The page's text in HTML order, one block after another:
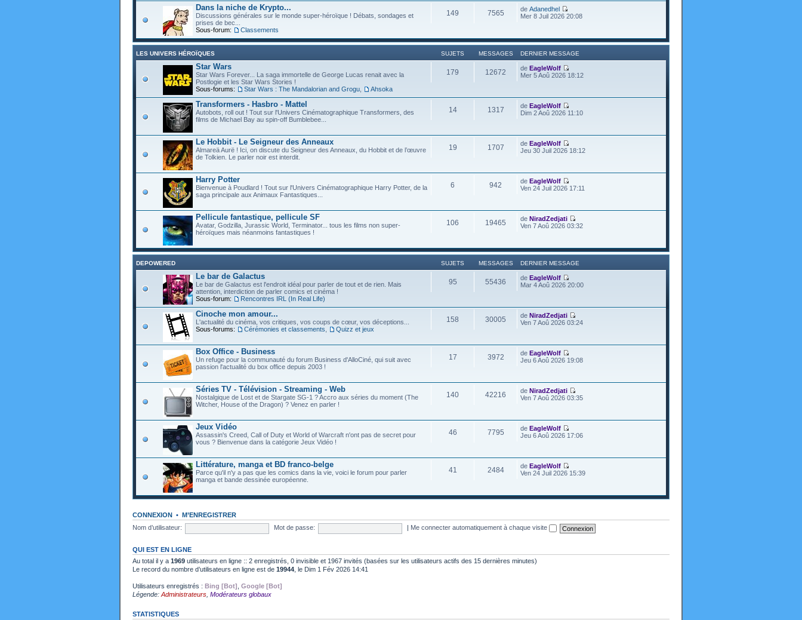
Dans la niche de Krypto...
Discussions générales sur le monde super-héroïque ! Débats, sondages et
prises de bec...
Sous-forum:
Classements
149 7565 deAdanedhel
Mer 8 Juil 2026 20:08
LES UNIVERS HÉROÏQUES SUJETS MESSAGES DERNIER MESSAGE
Star Wars
Star Wars Forever... La saga immortelle de George Lucas renait avec la
Postlogie et les Star Wars Stories !
Sous-forums:
Star Wars : The Mandalorian and Grogu Ahsoka
179 12672 deEagleWolf
Mer 5 Aoû 2026 18:12
Transformers - Hasbro - Mattel
Autobots, roll out ! Tout sur l'Univers Cinématographique Transformers, des
films de Michael Bay au spin-off Bumblebee...
14 1317 deEagleWolf
Dim 2 Aoû 2026 11:10
Le Hobbit - Le Seigneur des Anneaux
Almareä Aurë ! Ici, on discute du Seigneur des Anneaux, du Hobbit et de l’œuvre
de Tolkien. Le parler noir est interdit.
19 1707 deEagleWolf
Jeu 30 Juil 2026 18:12
Harry Potter
Bienvenue à Poudlard ! Tout sur l'Univers Cinématographique Harry Potter, de la
saga principale aux Animaux Fantastiques...
6 942 deEagleWolf
Ven 24 Juil 2026 17:11
Pellicule fantastique, pellicule SF
Avatar, Godzilla, Jurassic World, Terminator... tous les films non super-
héroïques mais néanmoins fantastiques !
106 19465 deNiradZedjati
Ven 7 Aoû 2026 03:32
DEPOWERED SUJETS MESSAGES DERNIER MESSAGE
Le bar de Galactus
Le bar de Galactus est l'endroit idéal pour parler de tout et de rien. Mais
attention, interdiction de parler comics et cinéma !
Sous-forum:
Rencontres IRL (In Real Life)
95 55436 deEagleWolf
Mar 4 Aoû 2026 20:00
Cinoche mon amour...
L'actualité du cinéma, vos critiques, vos coups de cœur, vos déceptions...
Sous-forums:
Cérémonies et classements Quizz et jeux
158 30005 deNiradZedjati
Ven 7 Aoû 2026 03:24
Box Office - Business
Un refuge pour la communauté du forum Business d'AlloCiné, qui suit avec
passion l'actualité du box office depuis 2003 !
17 3972 deEagleWolf
Jeu 6 Aoû 2026 19:08
Séries TV - Télévision - Streaming - Web
Nostalgique de Lost et de Stargate SG-1 ? Accro aux séries du moment (The
Witcher, House of the Dragon) ? Venez en parler !
140 42216 deNiradZedjati
Ven 7 Aoû 2026 03:35
Jeux Vidéo
Assassin's Creed, Call of Duty et World of Warcraft n'ont pas de secret pour
vous ? Bienvenue dans la catégorie Jeux Vidéo !
46 7795 deEagleWolf
Jeu 6 Aoû 2026 17:06
Littérature, manga et BD franco-belge
Parce qu'il n'y a pas que les comics dans la vie, voici le forum pour parler
manga et bande dessinée européenne.
41 2484 deEagleWolf
Ven 24 Juil 2026 15:39
CONNEXION • M’ENREGISTRER
Nom d’utilisateur:
Mot de passe: Me connecter automatiquement à chaque visite
QUI EST EN LIGNE
Au total il y a 1969 utilisateurs en ligne :: 2 enregistrés, 0 invisible et 1967 invités (basées sur les utilisateurs actifs des 15 dernières minutes)
Le record du nombre d’utilisateurs en ligne est de 19944 , le Dim 1 Fév 2026 14:41
Utilisateurs enregistrés : Bing [Bot] Google [Bot]
Légende: Administrateurs Modérateurs globaux
STATISTIQUES